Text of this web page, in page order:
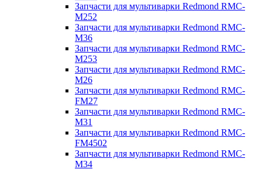
Запчасти для мультиварки Redmond RMC-
M252
Запчасти для мультиварки Redmond RMC-
M36
Запчасти для мультиварки Redmond RMC-
M253
Запчасти для мультиварки Redmond RMC-
M26
Запчасти для мультиварки Redmond RMC-
FM27
Запчасти для мультиварки Redmond RMC-
M31
Запчасти для мультиварки Redmond RMC-
FM4502
Запчасти для мультиварки Redmond RMC-
M34